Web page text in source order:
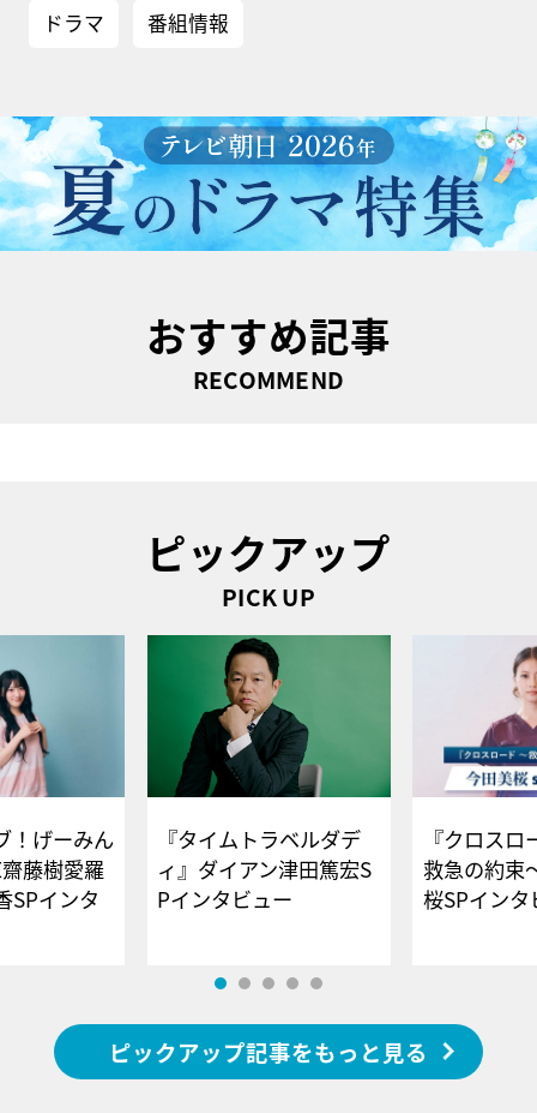
ドラマ 番組情報
おすすめ記事
RECOMMEND
ピックアップ
PICK UP
！げーみん
藤樹愛羅
SPインタ
『タイムトラベルダデ
ィ』ダイアン津田篤宏S
Pインタビュー
『クロス
救急の約束
桜SPイ
ピックアップ記事をもっと見る